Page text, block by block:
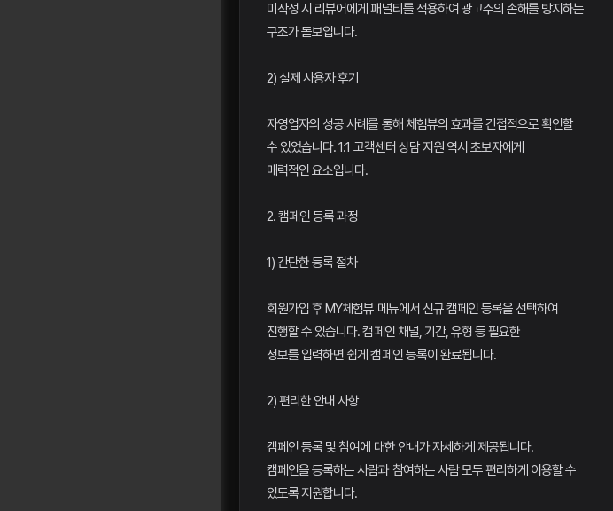
미작성 시 리뷰어에게 패널티를 적용하여 광고주의 손해를 방지하는
구조가 돋보입니다.
2) 실제 사용자 후기
자영업자의 성공 사례를 통해 체험뷰의 효과를 간접적으로 확인할
수 있었습니다. 1:1 고객센터 상담 지원 역시 초보자에게
매력적인 요소입니다.
2. 캠페인 등록 과정
1) 간단한 등록 절차
회원가입 후 MY체험뷰 메뉴에서 신규 캠페인 등록을 선택하여
진행할 수 있습니다. 캠페인 채널, 기간, 유형 등 필요한
정보를 입력하면 쉽게 캠페인 등록이 완료됩니다.
2) 편리한 안내 사항
캠페인 등록 및 참여에 대한 안내가 자세하게 제공됩니다.
캠페인을 등록하는 사람과 참여하는 사람 모두 편리하게 이용할 수
있도록 지원합니다.